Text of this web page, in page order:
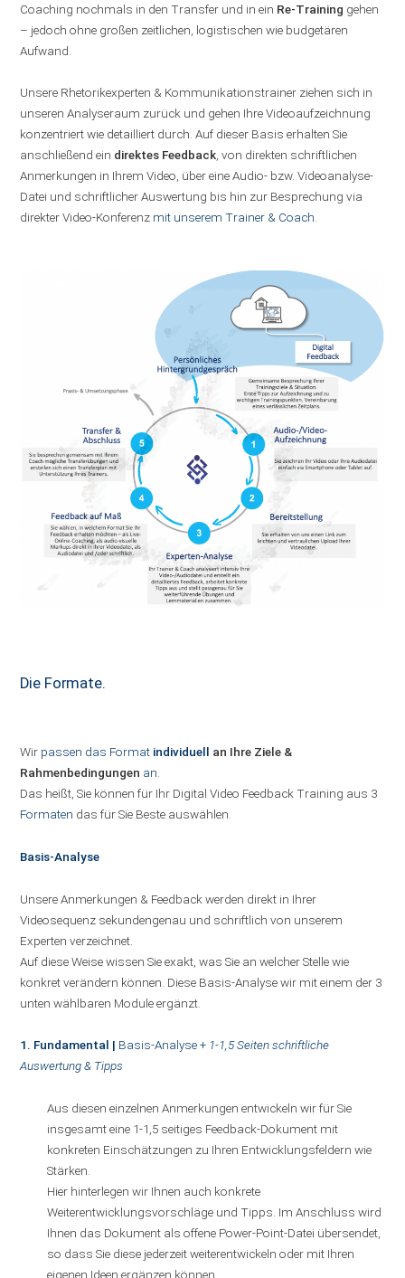
Coaching nochmals in den Transfer und in ein Re-Training gehen
– jedoch ohne großen zeitlichen, logistischen wie budgetären
Aufwand.
Unsere Rhetorikexperten & Kommunikationstrainer ziehen sich in
unseren Analyseraum zurück und gehen Ihre Videoaufzeichnung
konzentriert wie detailliert durch. Auf dieser Basis erhalten Sie
anschließend ein direktes Feedback , von direkten schriftlichen
Anmerkungen in Ihrem Video, über eine Audio- bzw. Videoanalyse-
Datei und schriftlicher Auswertung bis hin zur Besprechung via
direkter Video-Konferenz mit unserem Trainer & Coach
Die Formate.
Wir passen das Format individuell an Ihre Ziele &
Rahmenbedingungen an.
Das heißt, Sie können für Ihr Digital Video Feedback Training aus 3
Formaten das für Sie Beste auswählen.
Basis-Analyse
Unsere Anmerkungen & Feedback werden direkt in Ihrer
Videosequenz sekundengenau und schriftlich von unserem
Experten verzeichnet.
Auf diese Weise wissen Sie exakt, was Sie an welcher Stelle wie
konkret verändern können. Diese Basis-Analyse wir mit einem der 3
unten wählbaren Module ergänzt.
1. Fundamental | Basis-Analyse + 1-1,5 Seiten schriftliche
Auswertung & Tipps
Aus diesen einzelnen Anmerkungen entwickeln wir für Sie
insgesamt eine 1-1,5 seitiges Feedback-Dokument mit
konkreten Einschätzungen zu Ihren Entwicklungsfeldern wie
Stärken.
Hier hinterlegen wir Ihnen auch konkrete
Weiterentwicklungsvorschläge und Tipps. Im Anschluss wird
Ihnen das Dokument als offene Power-Point-Datei übersendet,
so dass Sie diese jederzeit weiterentwickeln oder mit Ihren
eigenen Ideen ergänzen können.